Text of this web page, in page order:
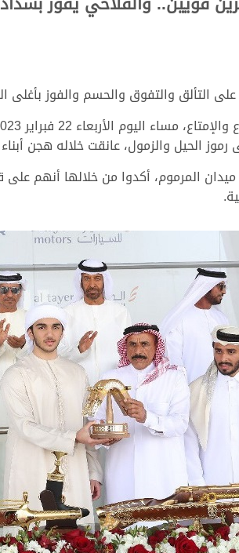
التألق والتفوق والحسم والفوز بأغلى
الحيل والزمول، عانقت خلاله هجن
المرموم، أكدوا من خلالها أنهم